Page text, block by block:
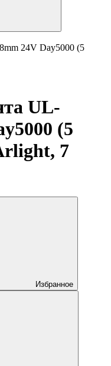
24V Day5000 (5
UL-
(5
7
Избранное